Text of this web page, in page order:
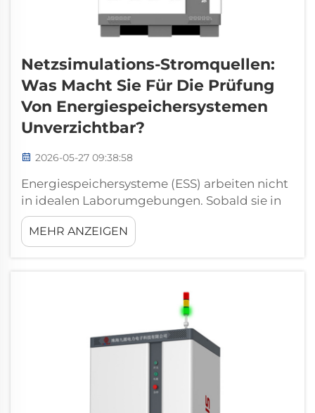
Netzsimulations-Stromquellen:
Was Macht Sie Für Die Prüfung
Von Energiespeichersystemen
Unverzichtbar?
2026-05-27 09:38:58
Energiespeichersysteme (ESS) arbeiten nicht
in idealen Laborumgebungen. Sobald sie in
Betrieb genommen werden, steht ein
Megawatt-großes Batteriespeichersystem
einem dynamischen Versorgungsnetz
erleidet und sich auf eine Weise erholt, wie es
keine statische elektrische Gleich...
MEHR ANZEIGEN